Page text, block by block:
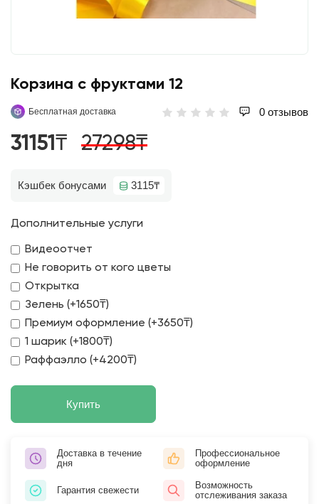
Корзина с фруктами 12
Бесплатная доставка 0 отзывов
31151₸ 27298₸
Кэшбек бонусами 3115₸
Дополнительные услуги
Видеоотчет
Не говорить от кого цветы
Открытка
Зелень (+1650₸)
Премиум оформление (+3650₸)
1 шарик (+1800₸)
Раффаэлло (+4200₸)
Купить
Доставка в течение
дня
Профессиональное
оформление
Гарантия свежести
Возможность
отслеживания заказа